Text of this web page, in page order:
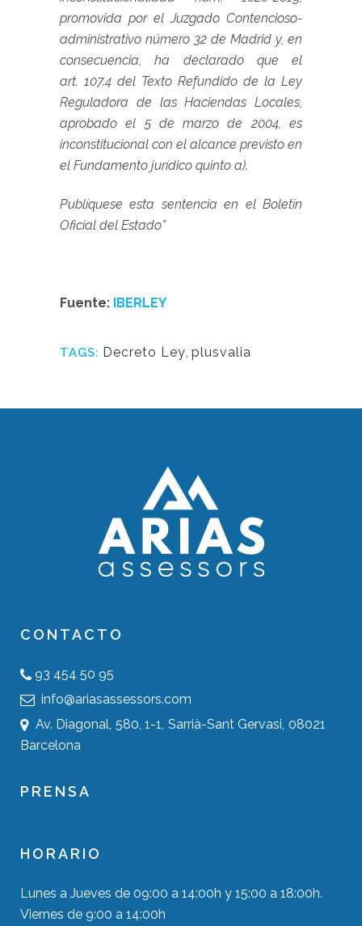
promovida por el Juzgado Contencioso-
administrativo número 32 de Madrid y, en
consecuencia, ha declarado que el
art. 107.4 del Texto Refundido de la Ley
Reguladora de las Haciendas Locales,
aprobado el 5 de marzo de 2004, es
inconstitucional con el alcance previsto en
el Fundamento jurídico quinto a).
Publíquese esta sentencia en el Boletín
Oficial del Estado”
Fuente: IBERLEY
TAGS: Decreto Ley plusvalia
CONTACTO
93 454 50 95
info@ariasassessors.com
Av. Diagonal, 580, 1-1, Sarrià-Sant Gervasi, 08021
Barcelona
PRENSA
HORARIO
Lunes a Jueves de 09:00 a 14:00h y 15:00 a 18:00h.
Viernes de 9:00 a 14:00h